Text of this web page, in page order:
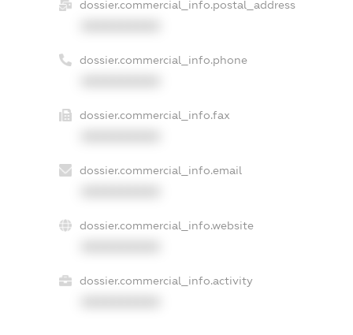
dossier.commercial_info.postal_address
dossier.commercial_info.phone
dossier.commercial_info.fax
dossier.commercial_info.email
dossier.commercial_info.website
dossier.commercial_info.activity